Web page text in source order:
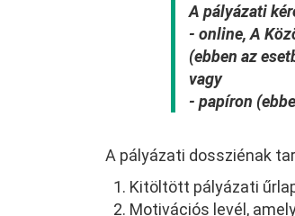
A pályázati
- online, A
(ebben az
vagy
- papíron
A pályázati dossziénak
Kitöltött pályázati
Motivációs levél,